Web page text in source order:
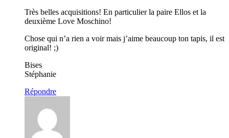
Très belles acquisitions! En particulier la paire Ellos et la
deuxième Love Moschino!
Chose qui n’a rien a voir mais j’aime beaucoup ton tapis, il est
original! ;)
Bises
Stéphanie
Répondre